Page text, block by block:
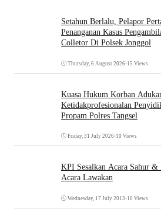
Setahun Berlalu, Pelapor
Penanganan Kasus
Colletor Di Polsek Jonggol
Thursday, 6 August 2026•15 Views
Kuasa Hukum Korban
Ketidakprofesionalan
Propam Polres Tangsel
Friday, 31 July 2026•10 Views
KPI Sesalkan Acara Sahur &
Acara Lawakan
Wednesday, 17 July 2013 •10 Views